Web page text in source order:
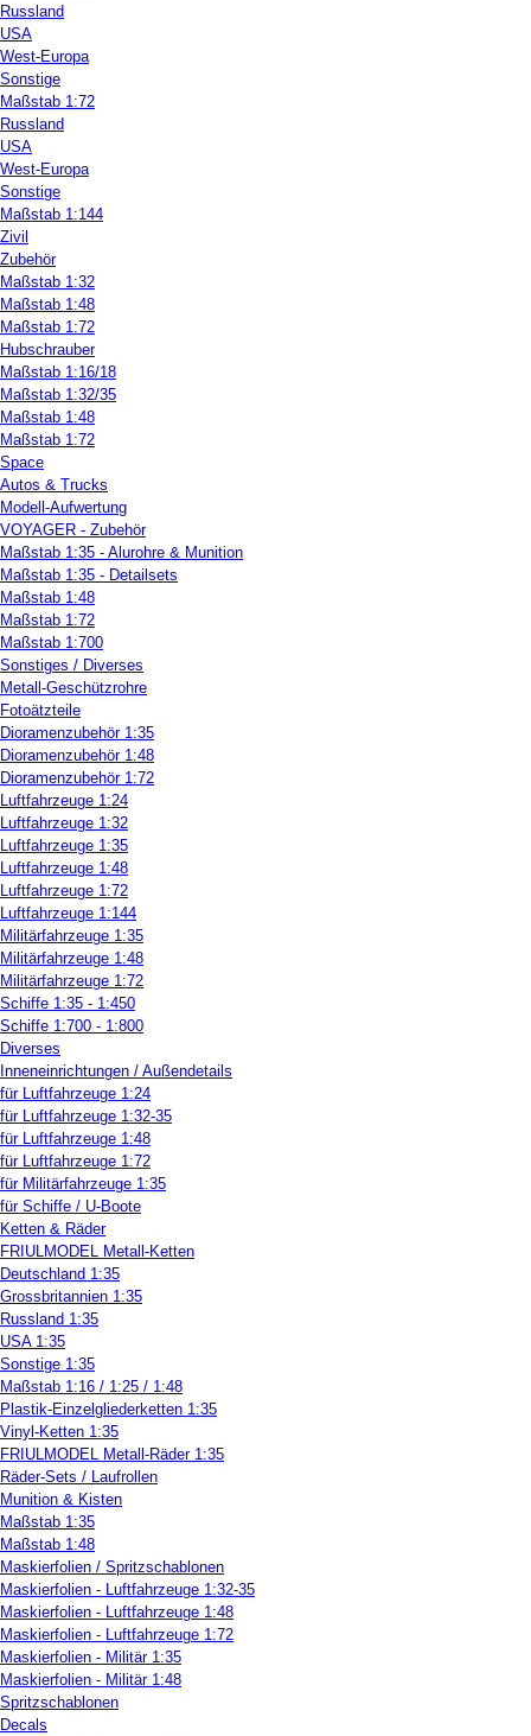
Russland
USA
West-Europa
Sonstige
Maßstab 1:72
Russland
USA
West-Europa
Sonstige
Maßstab 1:144
Zivil
Zubehör
Maßstab 1:32
Maßstab 1:48
Maßstab 1:72
Hubschrauber
Maßstab 1:16/18
Maßstab 1:32/35
Maßstab 1:48
Maßstab 1:72
Space
Autos & Trucks
Modell-Aufwertung
VOYAGER - Zubehör
Maßstab 1:35 - Alurohre & Munition
Maßstab 1:35 - Detailsets
Maßstab 1:48
Maßstab 1:72
Maßstab 1:700
Sonstiges / Diverses
Metall-Geschützrohre
Fotoätzteile
Dioramenzubehör 1:35
Dioramenzubehör 1:48
Dioramenzubehör 1:72
Luftfahrzeuge 1:24
Luftfahrzeuge 1:32
Luftfahrzeuge 1:35
Luftfahrzeuge 1:48
Luftfahrzeuge 1:72
Luftfahrzeuge 1:144
Militärfahrzeuge 1:35
Militärfahrzeuge 1:48
Militärfahrzeuge 1:72
Schiffe 1:35 - 1:450
Schiffe 1:700 - 1:800
Diverses
Inneneinrichtungen / Außendetails
für Luftfahrzeuge 1:24
für Luftfahrzeuge 1:32-35
für Luftfahrzeuge 1:48
für Luftfahrzeuge 1:72
für Militärfahrzeuge 1:35
für Schiffe / U-Boote
Ketten & Räder
FRIULMODEL Metall-Ketten
Deutschland 1:35
Grossbritannien 1:35
Russland 1:35
USA 1:35
Sonstige 1:35
Maßstab 1:16 / 1:25 / 1:48
Plastik-Einzelgliederketten 1:35
Vinyl-Ketten 1:35
FRIULMODEL Metall-Räder 1:35
Räder-Sets / Laufrollen
Munition & Kisten
Maßstab 1:35
Maßstab 1:48
Maskierfolien / Spritzschablonen
Maskierfolien - Luftfahrzeuge 1:32-35
Maskierfolien - Luftfahrzeuge 1:48
Maskierfolien - Luftfahrzeuge 1:72
Maskierfolien - Militär 1:35
Maskierfolien - Militär 1:48
Spritzschablonen
Decals